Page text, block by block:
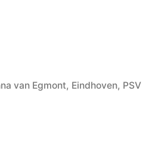
van Egmont, Eindhoven, PSV